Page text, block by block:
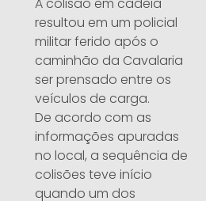
A colisão em cadeia
resultou em um policial
militar ferido após o
caminhão da Cavalaria
ser prensado entre os
veículos de carga.
De acordo com as
informações apuradas
no local, a sequência de
colisões teve início
quando um dos